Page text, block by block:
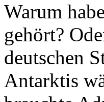
Warum
gehört?
deutschen
Antarktis